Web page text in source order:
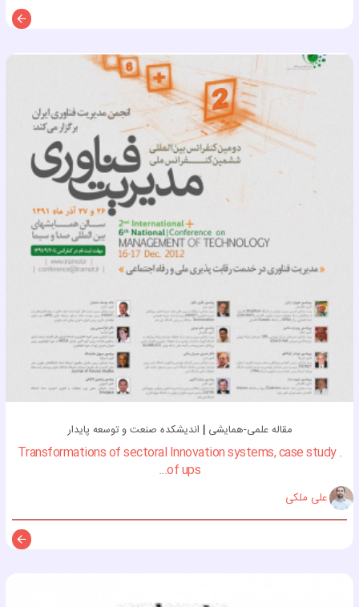
مقاله علمی-همایشی| اندیشکده صنعت و توسعه پایدار
. Transformations of sectoral Innovation systems, case study
of ups...
علی ملکی